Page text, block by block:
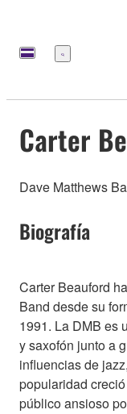
Menú
Carter
Dave Matthews
Biografía
Carter Beauford
Band desde su
1991. La DMB es
y saxofón junto a
influencias de
popularidad
público ansioso